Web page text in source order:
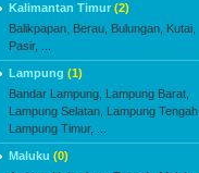
Kalimantan Timur (2)
Balikpapan, Berau, Bulungan, Kutai,
Pasir,
Lampung (1)
Bandar Lampung, Lampung Barat,
Lampung Selatan, Lampung Tengah,
Lampung Timur,
Maluku (0)